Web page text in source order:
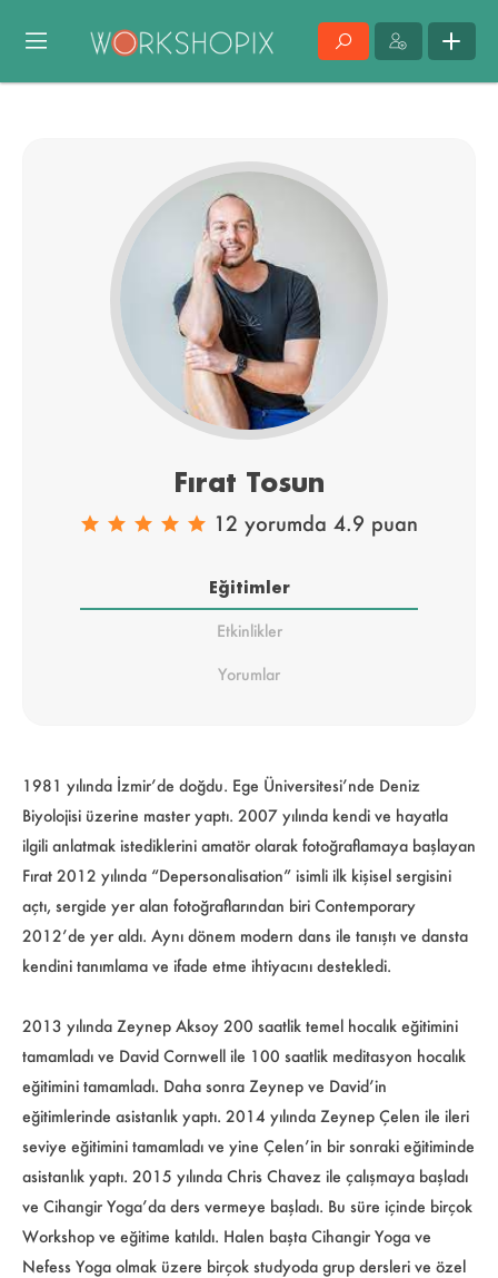
Fırat Tosun
12 yorumda 4.9 puan
Eğitimler
Etkinlikler
Yorumlar
1981 yılında İzmir’de doğdu. Ege Üniversitesi’nde Deniz
Biyolojisi üzerine master yaptı. 2007 yılında kendi ve hayatla
ilgili anlatmak istediklerini amatör olarak fotoğraflamaya başlayan
Fırat 2012 yılında “Depersonalisation” isimli ilk kişisel sergisini
açtı, sergide yer alan fotoğraflarından biri Contemporary
2012’de yer aldı. Aynı dönem modern dans ile tanıştı ve dansta
kendini tanımlama ve ifade etme ihtiyacını destekledi.
2013 yılında Zeynep Aksoy 200 saatlik temel hocalık eğitimini
tamamladı ve David Cornwell ile 100 saatlik meditasyon hocalık
eğitimini tamamladı. Daha sonra Zeynep ve David’in
eğitimlerinde asistanlık yaptı. 2014 yılında Zeynep Çelen ile ileri
seviye eğitimini tamamladı ve yine Çelen’in bir sonraki eğitiminde
asistanlık yaptı. 2015 yılında Chris Chavez ile çalışmaya başladı
ve Cihangir Yoga’da ders vermeye başladı. Bu süre içinde birçok
Workshop ve eğitime katıldı. Halen başta Cihangir Yoga ve
Nefess Yoga olmak üzere birçok studyoda grup dersleri ve özel